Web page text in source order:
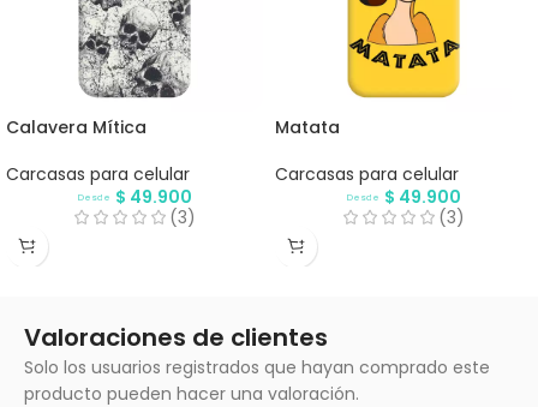
Calavera Mítica
Carcasas para celular
Desde $ 49.900
(3)
Matata
Carcasas para celular
Desde $ 49.900
(3)
Valoraciones de clientes
Solo los usuarios registrados que hayan comprado este
producto pueden hacer una valoración.